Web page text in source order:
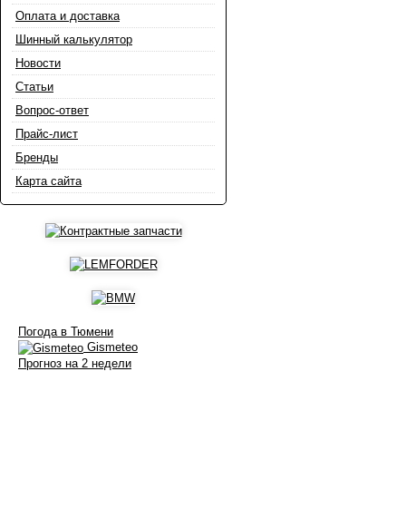
Оплата и доставка
Шинный калькулятор
Новости
Статьи
Вопрос-ответ
Прайс-лист
Бренды
Карта сайта
Погода в Тюмени
Gismeteo
Прогноз на 2 недели